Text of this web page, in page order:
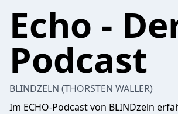
Echo -
Podcast
BLINDZELN (THORSTEN WALLER)
Im ECHO-Podcast von BLINDzeln